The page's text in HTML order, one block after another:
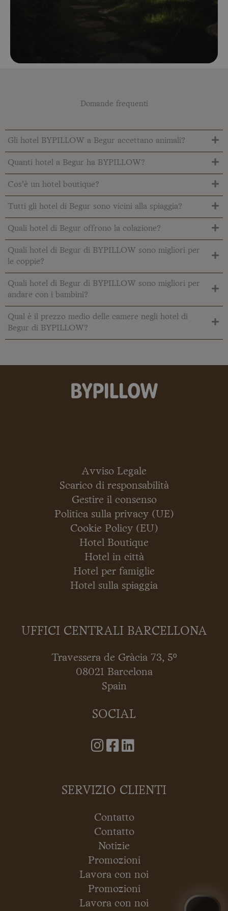
Domande frequenti
Gli hotel BYPILLOW a Begur accettano animali?
Quanti hotel a Begur ha BYPILLOW?
Cos'è un hotel boutique?
Tutti gli hotel di Begur sono vicini alla spiaggia?
Quali hotel di Begur offrono la colazione?
Quali hotel di Begur di BYPILLOW sono migliori per
le coppie?
Quali hotel di Begur di BYPILLOW sono migliori per
andare con i bambini?
Qual è il prezzo medio delle camere negli hotel di
Begur di BYPILLOW?
Avviso Legale
Scarico di responsabilità
Gestire il consenso
Politica sulla privacy (UE)
Cookie Policy (EU)
Hotel Boutique
Hotel in città
Hotel per famiglie
Hotel sulla spiaggia
UFFICI CENTRALI BARCELLONA
Travessera de Gràcia 73, 5º
08021 Barcelona
Spain
SOCIAL
SERVIZIO CLIENTI
Contatto
Contatto
Notizie
Promozioni
Lavora con noi
Promozioni
Lavora con noi